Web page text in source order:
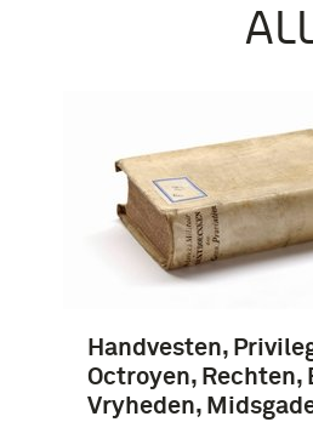
Handvesten,
Octroyen, Rechten,
Vryheden,